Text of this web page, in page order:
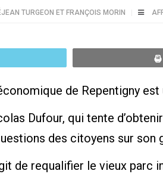
TURGEON ET FRANÇOIS MORIN
de Repentigny
Dufour, qui tente
des citoyens sur son
de requalifier le vieux